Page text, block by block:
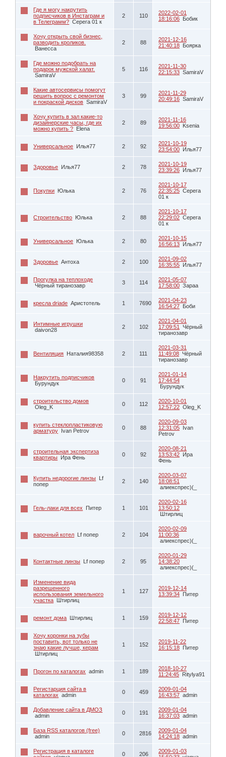
Где я могу накрутить
подписчиков в Инстаграм и
в Телеграмм? Серега 01 к
2 110
2022-02-01
18:16:06 Бобик
Хочу открыть свой бизнес,
разводить кроликов.
Ванесса
2 88
2021-12-16
21:40:18 Боярка
Где можно подобрать на
подарок мужской халат.
SamiraV
5 116
2021-11-30
22:15:33 SamiraV
Какие автосервисы помогут
решить вопрос с ремонтом
и покраской дисков SamiraV
3 99
2021-11-29
20:49:16 SamiraV
Хочу купить в зал какие-то
дизайнерские часы, где их
можно купить ? Elena
2 89
2021-11-16
19:56:00 Ksenia
Универсальное Илья77 2 92
2021-10-19
23:54:00 Илья77
Здоровье Илья77 2 78
2021-10-19
23:39:26 Илья77
Покупки Юлька 2 76
2021-10-17
22:35:25 Серега
01 к
Строительство Юлька 2 88
2021-10-17
22:29:02 Серега
01 к
Универсальное Юлька 2 80
2021-10-15
16:56:13 Илья77
Здоровье Антоха 2 100
2021-09-02
16:35:55 Илья77
Прогулка на теплоходе
Чёрный тиранозавр
3 114
2021-05-07
17:58:00 Зараа
кресла driade Аристотель 1 7690
2021-04-23
16:54:27 Боби
Интимные игрушки
daivon28
2 102
2021-04-01
17:09:51
Чёрный
тиранозавр
Вентиляция Наталия98358 2 111
2021-03-31
11:49:08 Чёрный
тиранозавр
Накрутить подписчиков
Бурундук
0 91
2021-01-14
17:44:54
Бурундук
строительство домов
Oleg_K
0 112
2020-10-01
12:57:22 Oleg_K
купить стеклопластиковую
арматуру Ivan Petrov 0 88
2020-09-03
12:31:05 Ivan
Petrov
строительная экспертиза
квартиры Ира Фень 0 92
2020-08-21
13:53:42 Ира
Фень
Купить недорогие линзы Lf
попер
2 140
2020-03-07
18:08:51
алиекспрес)(_
Гель-лаки для всех Питер 1 101
2020-02-16
13:50:12
Штирлиц
варочный котел Lf попер 2 104
2020-02-09
11:00:36
алиекспрес)(_
Контактные линзы Lf попер 2 95
2020-01-29
14:38:20
алиекспрес)(_
Изменение вида
разрешенного
использования земельного
участка Штирлиц
1 127
2019-12-14
13:39:34 Питер
ремонт дома Штирлиц 1 159
2019-12-12
22:58:47 Питер
Хочу коронки на зубы
поставить, вот только не
знаю какие лучше, керам
Штирлиц
1 152
2019-11-22
16:15:18 Питер
Прогон по каталогах admin 1 189
2018-10-27
11:24:45 Ritylya91
Регистарция сайта в
каталогах
admin 0 459
2009-01-04
16:43:57 admin
Добавление сайта в ДМОЗ
admin
0 191
2009-01-04
16:37:03 admin
База RSS каталогов (free)
admin
0 2816
2009-01-04
14:24:18 admin
Регистрация в каталоге
0 206
2009-01-03